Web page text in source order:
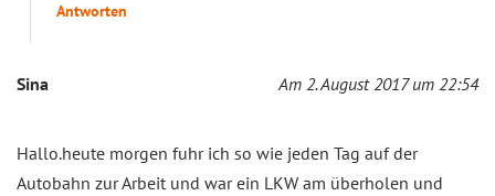
Antworten
Sina Am 2. August 2017 um 22:54
Hallo.heute morgen fuhr ich so wie jeden Tag auf der
Autobahn zur Arbeit und war ein LKW am überholen und